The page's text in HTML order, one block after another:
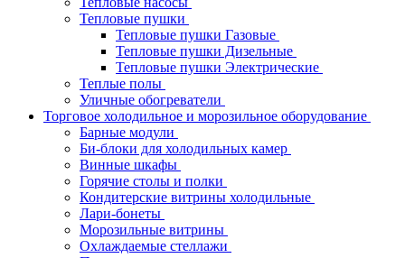
Тепловые пушки
Тепловые пушки Газовые
Тепловые пушки Дизельные
Тепловые пушки Электрические
Теплые полы
Уличные обогреватели
Торговое холодильное и морозильное оборудование
Барные модули
Би-блоки для холодильных камер
Винные шкафы
Горячие столы и полки
Кондитерские витрины холодильные
Лари-бонеты
Морозильные витрины
Охлаждаемые стеллажи